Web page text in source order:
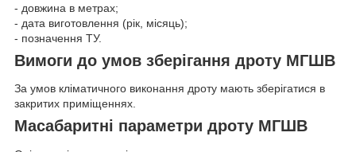
- довжина в метрах;
- дата виготовлення (рік, місяць);
- позначення ТУ.
Вимоги до умов зберігання дроту МГШВ
За умов кліматичного виконання дроту мають зберігатися в
закритих приміщеннях.
Масабаритні параметри дроту МГШВ